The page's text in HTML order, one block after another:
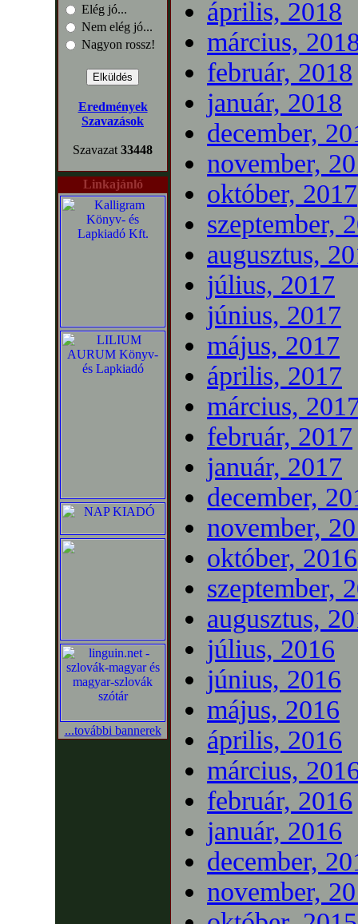
Elég jó...
Nem elég jó...
Nagyon rossz!
Eredmények
Szavazások
Szavazat 33448
Linkajánló
...további bannerek
április, 2018
március,
február, 2018
január, 2018
december,
november,
október, 2017
szeptember,
augusztus,
július, 2017
június, 2017
május, 2017
április, 2017
március,
február, 2017
január, 2017
december,
november,
október, 2016
szeptember,
augusztus,
július, 2016
június, 2016
május, 2016
április, 2016
március,
február, 2016
január, 2016
december,
november,